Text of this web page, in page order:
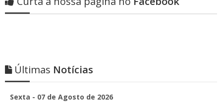
Últimas Notícias
Sexta - 07 de Agosto de 2026